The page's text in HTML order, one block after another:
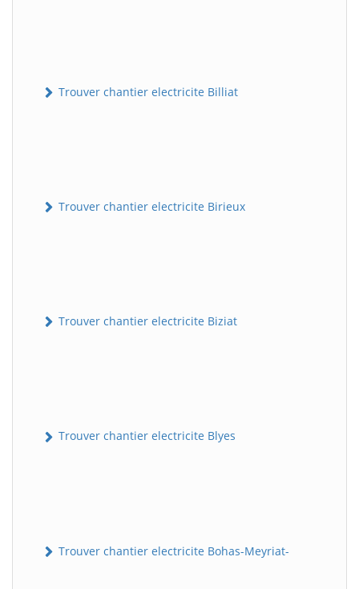
Trouver chantier electricite Billiat
Trouver chantier electricite Birieux
Trouver chantier electricite Biziat
Trouver chantier electricite Blyes
Trouver chantier electricite Bohas-Meyriat-